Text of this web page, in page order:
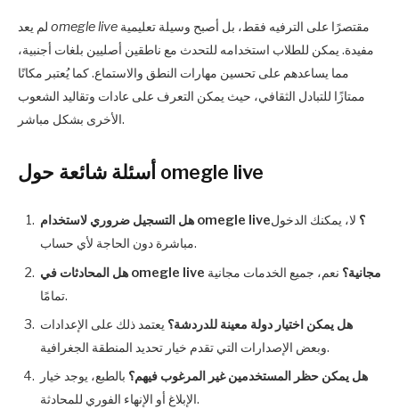
omegle live
مفيدة. يمكن للطلاب استخدامه للتحدث مع ناطقين أصليين بلغات أجنبية،
مما يساعدهم على تحسين مهارات النطق والاستماع. كما يُعتبر مكانًا
ممتازًا للتبادل الثقافي، حيث يمكن التعرف على عادات وتقاليد الشعوب
الأخرى بشكل مباشر.
أسئلة شائعة حول omegle live
هل التسجيل ضروري لاستخدام omegle live؟ لا، يمكنك الدخول
مباشرة دون الحاجة لأي حساب.
هل المحادثات في omegle live مجانية؟ نعم، جميع الخدمات مجانية
تمامًا.
هل يمكن اختيار دولة معينة للدردشة؟ يعتمد ذلك على الإعدادات
وبعض الإصدارات التي تقدم خيار تحديد المنطقة الجغرافية.
هل يمكن حظر المستخدمين غير المرغوب فيهم؟ بالطبع، يوجد خيار
الإبلاغ أو الإنهاء الفوري للمحادثة.